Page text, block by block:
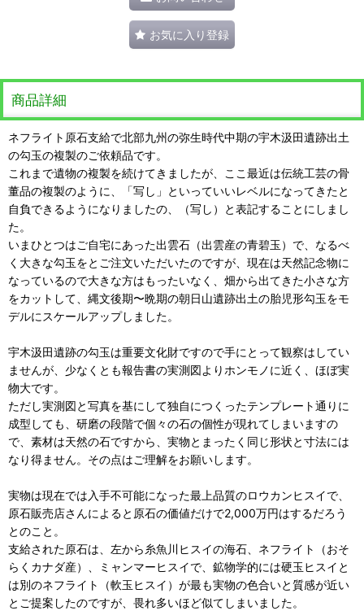
お気に入り登録
商品詳細
ネフライト原石支給で北部九州の弥生時代中期の宇木汲田遺跡出土
の勾玉の複製のご依頼品です。
これまで遺物の複製を続けてきましたが、ここ最近は伝統工芸の骨
董品の複製のように、「写し」といっていいレベルになってきたと
自負できるようになりましたの、（写し）と表記することにしまし
た。
いまひとつはご自宅にあった出雲石（出雲産の青碧玉）で、なるべ
く大きな勾玉をとご注文いただいたのですが、現在は天然記念物に
なっているので大きな方はもったいなく、畑から出てきた小さな方
をカットして、縄文後期〜晩期の朝日山遺跡出土の胎児形勾玉をモ
デルにスケールアップしました。
宇木汲田遺跡の勾玉は重要文化財ですので手にとって観察はしてい
ませんが、少なくとも報告書の実測図よりホンモノに近く、ほぼ実
物大です。
ただし実測図と写真を基にして独自につくったテンプレート通りに
成型しても、研磨の段階で個々の石の個性が現れてしまいますの
で、素材は天然の石ですから、実物とまったく同じ形状と寸法には
なり得ません。その点はご理解をお願いします。
実物は現在では入手不可能になった最上品質のロウカンヒスイで、
原石販売店さんによると原石の価値だけで2,000万円はするだろう
とのこと。
支給された原石は、左から糸魚川ヒスイの海石、ネフライト（おそ
らくカナダ産）、ミャンマーヒスイで、鉱物学的には硬玉ヒスイと
は別のネフライト（軟玉ヒスイ）が最も実物の色合いと質感が近い
とご提案したのですが、畏れ多いほど似てしまいました。